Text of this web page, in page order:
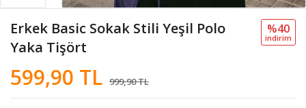
Erkek Basic Sokak Stili Yeşil Polo
Yaka Tişört
599,90 TL 999,90 TL
%40
i̇ndi̇ri̇m